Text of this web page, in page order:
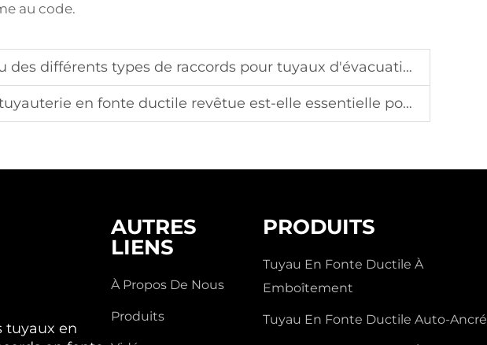
au code.
différents types de raccords pour tuyaux d'évacuation et de leurs utilisations optimales
en fonte ductile revêtue est-elle essentielle pour les systèmes d'eau potable
tuyaux en
AUTRES
LIENS
À Propos De Nous
Produits
PRODUITS
Tuyau En Fonte Ductile À
Emboîtement
Tuyau En Fonte Ductile Auto-Ancré